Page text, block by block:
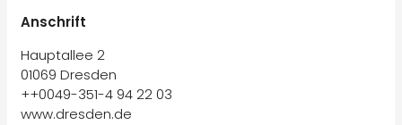
Anschrift
Hauptallee 2
01069 Dresden
++0049-351-4 94 22 03
www.dresden.de